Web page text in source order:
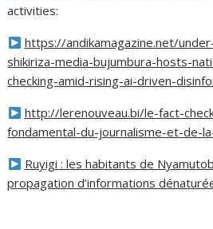
activities:
https://andikamagazine.net/
shikiriza-media-bujumbura-hosts-
checking-amid-rising-ai-driven-
http://lerenouveau.bi/le-fact-
fondamental-du-journalisme-et-de-
Ruyigi : les habitants de
propagation d’informations